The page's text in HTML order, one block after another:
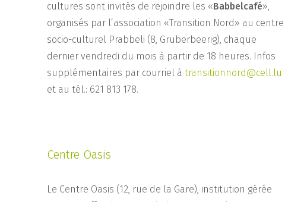
cultures sont invités de rejoindre les «Babbelcafé»,
organisés par l’association «Transition Nord» au centre
socio-culturel Prabbeli (8, Gruberbeerig), chaque
dernier vendredi du mois à partir de 18 heures. Infos
supplémentaires par courriel à transitionnord@cell.lu
et au tél.: 621 813 178.
Centre Oasis
Le Centre Oasis (12, rue de la Gare), institution gérée